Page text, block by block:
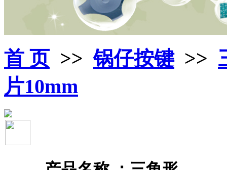
首 页>>锅仔按键>>
片10mm